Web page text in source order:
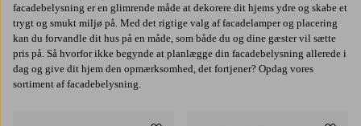
facadebelysning er en glimrende måde at dekorere dit hjems ydre og skabe et
trygt og smukt miljø på. Med det rigtige valg af facadelamper og placering
kan du forvandle dit hus på en måde, som både du og dine gæster vil sætte
pris på. Så hvorfor ikke begynde at planlægge din facadebelysning allerede i
dag og give dit hjem den opmærksomhed, det fortjener? Opdag vores
sortiment af facadebelysning.